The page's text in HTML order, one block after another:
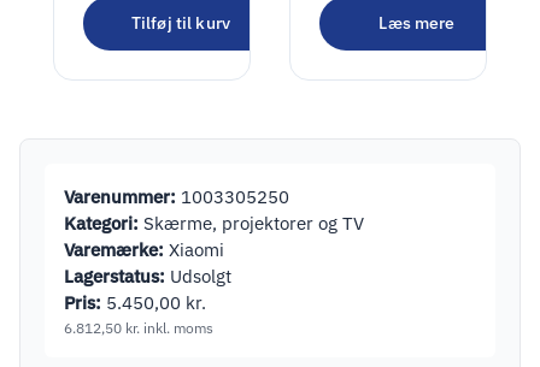
Tilføj til kurv
/ headsets
Læs mere
Varenummer: 1003305250
Kategori: Skærme, projektorer og TV
Varemærke: Xiaomi
Lagerstatus: Udsolgt
Pris: 5.450,00 kr.
6.812,50 kr. inkl. moms